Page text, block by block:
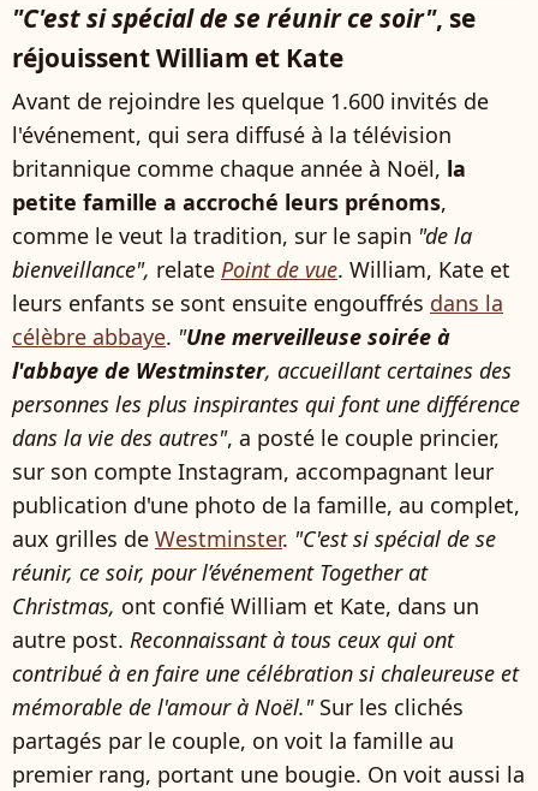
"C'est si spécial de se réunir ce soir", se
réjouissent William et Kate
Avant de rejoindre les quelque 1.600 invités de
l'événement, qui sera diffusé à la télévision
britannique comme chaque année à Noël, la
petite famille a accroché leurs prénoms,
comme le veut la tradition, sur le sapin "de la
bienveillance", relate Point de vue. William, Kate et
leurs enfants se sont ensuite engouffrés dans la
célèbre abbaye. "Une merveilleuse soirée à
l'abbaye de Westminster, accueillant certaines des
personnes les plus inspirantes qui font une différence
dans la vie des autres", a posté le couple princier,
sur son compte Instagram, accompagnant leur
publication d'une photo de la famille, au complet,
aux grilles de Westminster. "C'est si spécial de se
réunir, ce soir, pour l’événement Together at
Christmas, ont confié William et Kate, dans un
autre post. Reconnaissant à tous ceux qui ont
contribué à en faire une célébration si chaleureuse et
mémorable de l'amour à Noël."Sur les clichés
partagés par le couple, on voit la famille au
premier rang, portant une bougie. On voit aussi la